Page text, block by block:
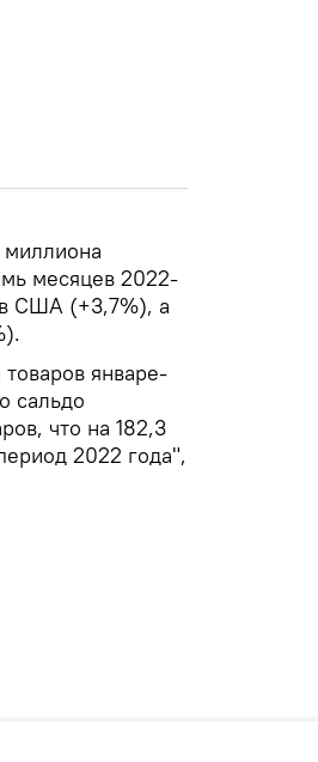
миллиона
месяцев 2022-
США (+3,7%), а
январе-
сальдо
что на 182,3
2022 года",